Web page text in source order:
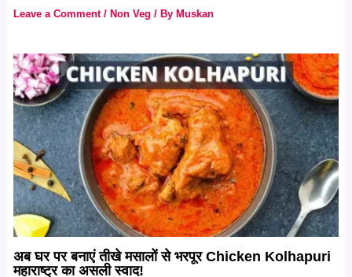
Leave a Comment / Non Veg / By Muskan
अब घर पर बनाएं तीखे मसालों से भरपूर Chicken Kolhapuri
महाराष्ट्र का असली स्वाद!